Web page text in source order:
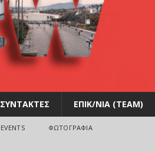
ΣΥΝΤΑΚΤΕΣ ΕΠΙΚ/ΝΙΑ (TEAM)
EVENTS ΦΩΤΟΓΡΑΦΙΑ